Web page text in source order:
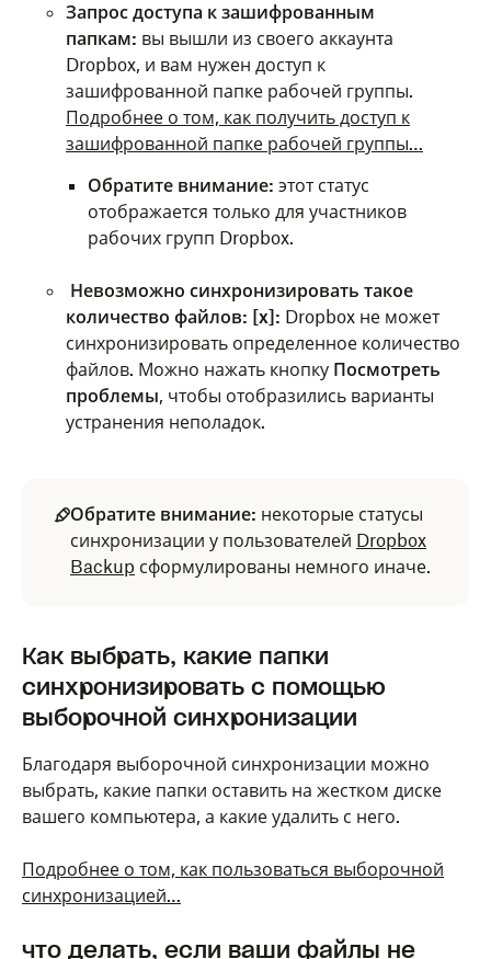
Запрос доступа к зашифрованным
папкам: вы вышли из своего аккаунта
Dropbox, и вам нужен доступ к
зашифрованной папке рабочей группы.
Подробнее о том, как получить доступ к
зашифрованной папке рабочей группы…
Обратите внимание: этот статус
отображается только для участников
рабочих групп Dropbox.
Невозможно синхронизировать такое
количество файлов: [x]: Dropbox не может
синхронизировать определенное количество
файлов. Можно нажать кнопку Посмотреть
проблемы, чтобы отобразились варианты
устранения неполадок.
Обратите внимание: некоторые статусы
синхронизации у пользователей Dropbox
Backup сформулированы немного иначе.
Как выбрать, какие папки
синхронизировать с помощью
выборочной синхронизации
Благодаря выборочной синхронизации можно
выбрать, какие папки оставить на жестком диске
вашего компьютера, а какие удалить с него.
Подробнее о том, как пользоваться выборочной
синхронизацией…
что делать, если ваши файлы не